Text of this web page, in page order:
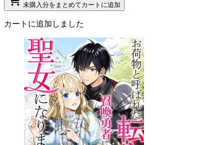
未購入分をまとめてカートに追加
カートに追加しました